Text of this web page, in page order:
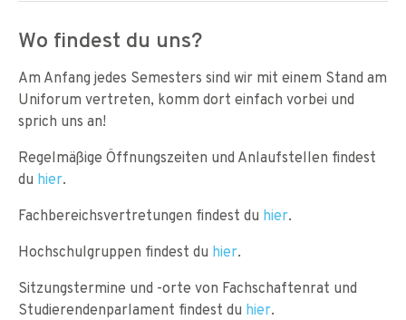
Wo findest du uns?
Am Anfang jedes Semesters sind wir mit einem Stand am
Uniforum vertreten, komm dort einfach vorbei und
sprich uns an!
Regelmäßige Öffnungszeiten und Anlaufstellen findest
du hier.
Fachbereichsvertretungen findest du hier.
Hochschulgruppen findest du hier.
Sitzungstermine und -orte von Fachschaftenrat und
Studierendenparlament findest du hier.